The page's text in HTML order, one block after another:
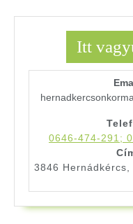
Itt
0646-474-291;
3846